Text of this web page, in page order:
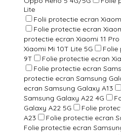
Lite
Folii protectie ecran
Folie protectie ecran
protectie ecran Xiaomi 11 Pro
Xiaomi Mi 10T Lite 5G
Folie
9T
Folie protectie ecran
Folie protectie ecran
protectie ecran Samsung
ecran Samsung Galaxy A13
Samsung Galaxy A22 4G
Galaxy A22 5G
Folie
A23
Folie protectie ecran
Folie protectie ecran